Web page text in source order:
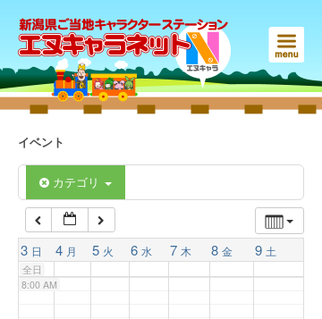
イベント
カテゴリ
3 日 4 月 5 火 6 水 7 木 8 金 9 土
全日
3:00 AM
4:00 AM
6:00 AM
7:00 AM
8:00 AM